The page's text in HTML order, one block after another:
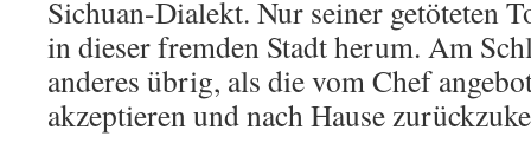
Sichuan-Dialekt. Nur seiner getöteten
in dieser fremden Stadt herum. Am
anderes übrig, als die vom Chef
akzeptieren und nach Hause